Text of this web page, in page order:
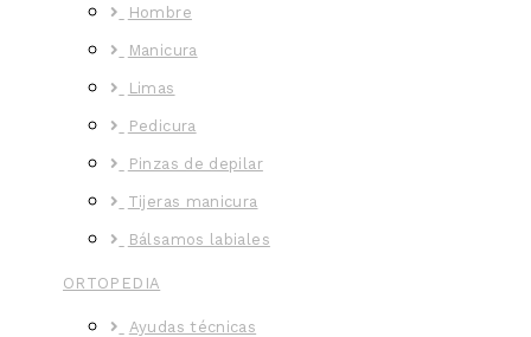
Hombre
Manicura
Limas
Pedicura
Pinzas de depilar
Tijeras manicura
Bálsamos labiales
ORTOPEDIA
Ayudas técnicas